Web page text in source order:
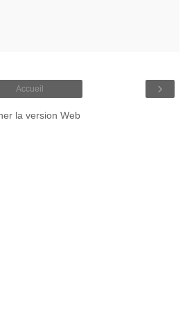
›
Accueil
la version Web